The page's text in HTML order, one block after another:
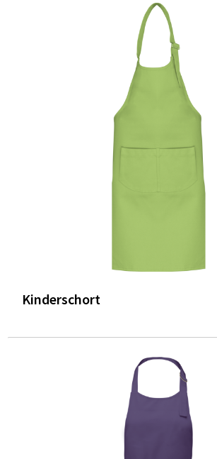
Kinderschort